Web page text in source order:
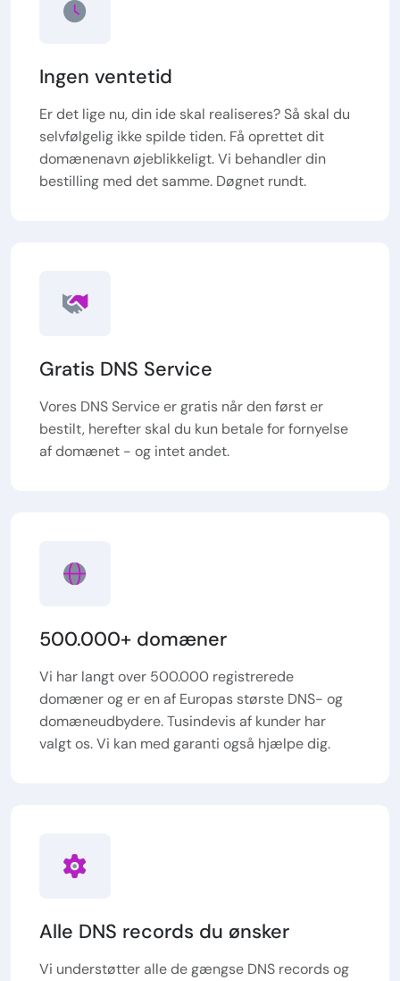
Ingen ventetid
Er det lige nu, din ide skal realiseres? Så skal du
selvfølgelig ikke spilde tiden. Få oprettet dit
domænenavn øjeblikkeligt. Vi behandler din
bestilling med det samme. Døgnet rundt.
Gratis DNS Service
Vores DNS Service er gratis når den først er
bestilt, herefter skal du kun betale for fornyelse
af domænet - og intet andet.
500.000+ domæner
Vi har langt over 500.000 registrerede
domæner og er en af Europas største DNS- og
domæneudbydere. Tusindevis af kunder har
valgt os. Vi kan med garanti også hjælpe dig.
Alle DNS records du ønsker
Vi understøtter alle de gængse DNS records og